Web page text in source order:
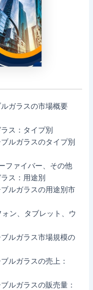
ガラスの市場概要
ス：タイプ別
ルガラスのタイプ別
ファイバー、その他
ス：用途別
ルガラスの用途別市
ン、タブレット、ウ
ルガラス市場規模の
ルガラスの売上：
ルガラスの販売量：